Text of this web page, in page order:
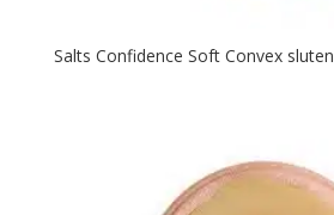
Salts Confidence Soft Convex sluten